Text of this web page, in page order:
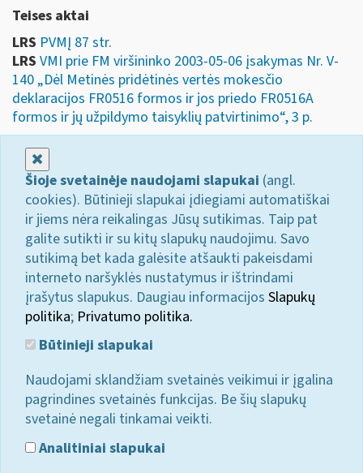
Teises aktai
LRS PVMĮ 87 str.
LRS VMI prie FM viršininko 2003-05-06 įsakymas Nr. V-
140 „Dėl Metinės pridėtinės vertės mokesčio
deklaracijos FR0516 formos ir jos priedo FR0516A
formos ir jų užpildymo taisyklių patvirtinimo“, 3 p.
Šioje svetainėje naudojami slapukai (angl.
cookies). Būtinieji slapukai įdiegiami automatiškai
ir jiems nėra reikalingas Jūsų sutikimas. Taip pat
galite sutikti ir su kitų slapukų naudojimu. Savo
sutikimą bet kada galėsite atšaukti pakeisdami
interneto naršyklės nustatymus ir ištrindami
įrašytus slapukus. Daugiau informacijos Slapukų
politika; Privatumo politika.
Būtinieji slapukai
Naudojami sklandžiam svetainės veikimui ir įgalina
pagrindines svetainės funkcijas. Be šių slapukų
svetainė negali tinkamai veikti.
Analitiniai slapukai